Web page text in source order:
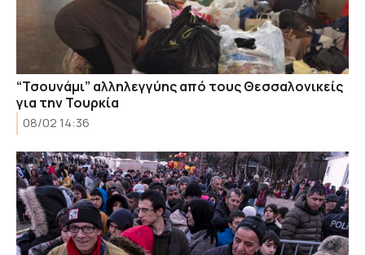
“Τσουνάμι” αλληλεγγύης από τους Θεσσαλονικείς
για την Τουρκία
08/02 14:36